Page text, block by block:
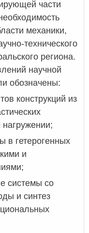
части
механики,
технического
региона.
научной
обозначены:
конструкций из
в гетерогенных
и
системы со
и синтез